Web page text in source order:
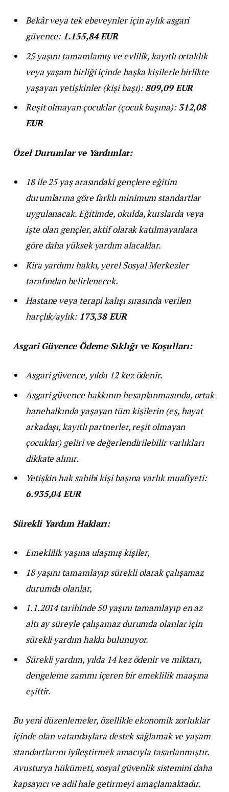
Bekâr veya tek ebeveynler için aylık asgari
güvence: 1.155,84 EUR
25 yaşını tamamlamış ve evlilik, kayıtlı ortaklık
veya yaşam birliği içinde başka kişilerle birlikte
yaşayan yetişkinler (kişi başı):809,09 EUR
Reşit olmayan çocuklar (çocuk başına):312,08
EUR
Özel Durumlar ve Yardımlar:
18 ile 25 yaş arasındaki gençlere eğitim
durumlarına göre farklı minimum standartlar
uygulanacak. Eğitimde, okulda, kurslarda veya
işte olan gençler, aktif olarak katılmayanlara
göre daha yüksek yardım alacaklar.
Kira yardımı hakkı, yerel Sosyal Merkezler
tarafından belirlenecek.
Hastane veya terapi kalışı sırasında verilen
harçlık/aylık: 173,38 EUR
Asgari Güvence Ödeme Sıklığı ve Koşulları:
Asgari güvence, yılda 12 kez ödenir.
Asgari güvence hakkının hesaplanmasında, ortak
hanehalkında yaşayan tüm kişilerin (eş, hayat
arkadaşı, kayıtlı partnerler, reşit olmayan
çocuklar) geliri ve değerlendirilebilir varlıkları
dikkate alınır.
Yetişkin hak sahibi kişi başına varlık muafiyeti:
6.935,04 EUR
Sürekli Yardım Hakları:
Emeklilik yaşına ulaşmış kişiler,
18 yaşını tamamlayıp sürekli olarak çalışamaz
durumda olanlar,
1.1.2014 tarihinde 50 yaşını tamamlayıp en az
altı ay süreyle çalışamaz durumda olanlar için
sürekli yardım hakkı bulunuyor.
Sürekli yardım, yılda 14 kez ödenir ve miktarı,
dengeleme zammı içeren bir emeklilik maaşına
eşittir.
Bu yeni düzenlemeler, özellikle ekonomik zorluklar
içinde olan vatandaşlara destek sağlamak ve yaşam
standartlarını iyileştirmek amacıyla tasarlanmıştır.
Avusturya hükümeti, sosyal güvenlik sistemini daha
kapsayıcı ve adil hale getirmeyi amaçlamaktadır.